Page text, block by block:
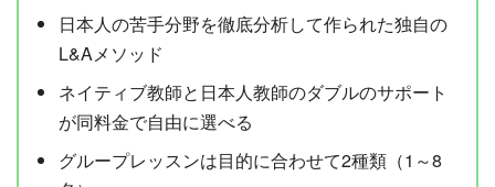
日本人の苦手分野を徹底分析して作られた独自の
L&Aメソッド
ネイティブ教師と日本人教師のダブルのサポート
が同料金で自由に選べる
グループレッスンは目的に合わせて2種類（1～8